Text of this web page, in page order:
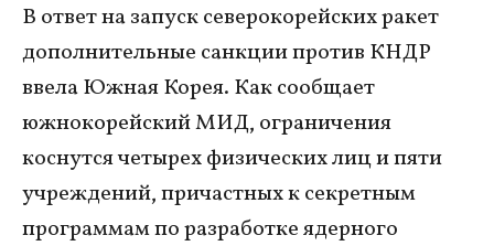
В ответ на запуск северокорейских ракет
дополнительные санкции против КНДР
ввела Южная Корея. Как сообщает
южнокорейский МИД, ограничения
коснутся четырех физических лиц и пяти
учреждений, причастных к секретным
программам по разработке ядерного